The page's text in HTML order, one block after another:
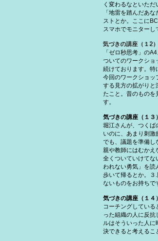
く変わるなといた
「地雷を踏んだあ
ストとか。ここに
スマホでモニターし
気づきの講座（１2
「ゼロ秒思考」の
ついてのワークショ
続けております。特
今回のワークショッ
する見方の拡がりと
たこと。昔のものを
す。
気づきの講座（１３
堀江さんが、つくば
いのに、あまり刺
でも、議題を準備し
親や教師にはむかえ
全くついていけてな
われない勇気」を読
歩いて帰るとか。３
ないものをお持ちで
気づきの講座（１
コーチングしてい
った組織の人に反
ルはそういった人
決できると考えるこ